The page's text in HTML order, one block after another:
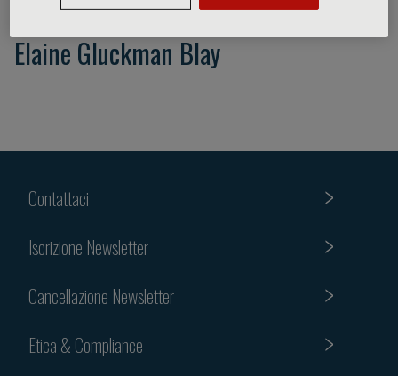
Elaine Gluckman Blay
Contattaci
Iscrizione Newsletter
Cancellazione Newsletter
Etica & Compliance